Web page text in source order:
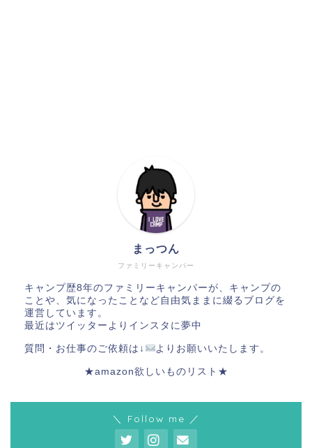
ファミリーキャンパー
まっつん
キャンプ歴8年のファミリーキャンパーが、キャンプの
ことや、気になったことなど自由気ままに綴るブログを
運営しています。
最近はツイッターよりインスタに夢中
質問・お仕事のご依頼は↓ よりお願いいたします。
★amazon欲しいものリスト★
＼ Follow me ／